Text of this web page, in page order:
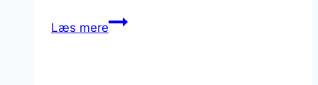
Læs merePulled